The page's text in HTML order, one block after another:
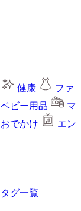
健康
ファ
ベビー用品
マ
おでかけ
エン
タグ一覧